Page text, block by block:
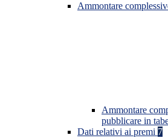
Ammontare
Ammontare
pubblicare in
Dati relativi ai premi 7